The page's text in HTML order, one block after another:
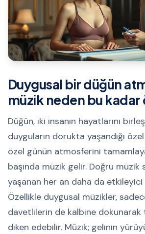
Duygusal bir düğün
müzik neden bu
Düğün, iki insanın hayatlarını
duyguların dorukta yaşandığı
özel günün atmosferini
başında müzik gelir. Doğru
yaşanan her an daha da etkileyici
Özellikle duygusal müzikler,
davetlilerin de kalbine dokunarak
diken edebilir. Müzik; gelinin